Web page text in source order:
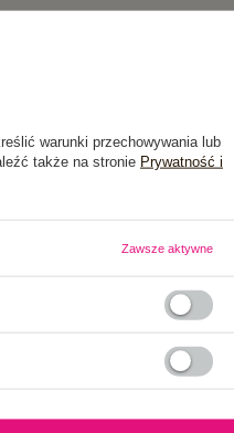
warunki przechowywania lub
także na stronie Prywatność i
Zawsze aktywne